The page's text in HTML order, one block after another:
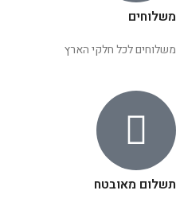
משלוחים
משלוחים לכל חלקי הארץ
תשלום מאובטח